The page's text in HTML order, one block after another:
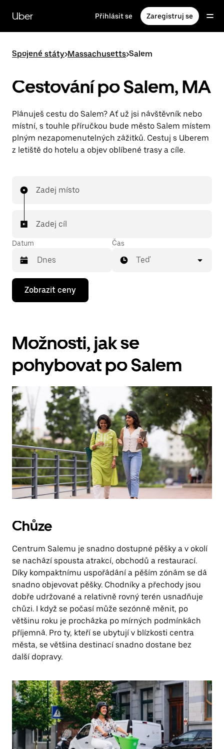
hlavní
obsah
Uber Přihlásit se Zaregistruj se
Spojené státy>Massachusetts>Salem
Cestování po Salem, MA
Plánuješ cestu do Salem? Ať už jsi návštěvník nebo
místní, s touhle příručkou bude město Salem místem
plným nezapomenutelných zážitků. Cestuj s Uberem
z letiště do hotelu a objev oblíbené trasy a cíle.
Zadej místo
Zadej cíl
Datum
Stisknutím
klávesy
se
kalendář
a můžeš
datum.
Stisknutím
Esc
zavřeš
kalendář.
Čas
Teď
Zobrazit ceny
Možnosti, jak se
pohybovat po Salem
Chůze
Centrum Salemu je snadno dostupné pěšky a v okolí
se nachází spousta atrakcí, obchodů a restaurací.
Díky kompaktnímu uspořádání a pěším zónám se dá
snadno objevovat pěšky. Chodníky a přechody jsou
dobře udržované a relativně rovný terén usnadňuje
chůzi. I když se počasí může sezónně měnit, po
většinu roku je procházka po mírných podmínkách
příjemná. Pro ty, kteří se ubytují v blízkosti centra
města, se většina destinací snadno dostane bez
další dopravy.